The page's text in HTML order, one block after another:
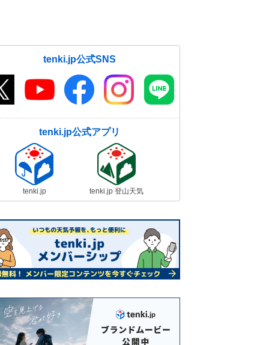
tenki.jp公式SNS
tenki.jp公式アプリ
tenki.jp tenki.jp 登山天気